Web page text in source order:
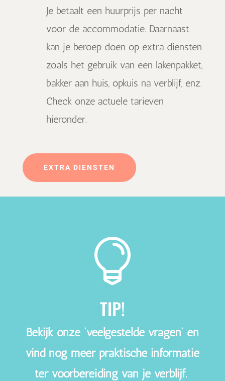
Je betaalt een huurprijs per nacht
voor de accommodatie. Daarnaast
kan je beroep doen op extra diensten
zoals het gebruik van een lakenpakket,
bakker aan huis, opkuis na verblijf, enz.
Check onze actuele tarieven
hieronder.
EXTRA DIENSTEN

TIP!
Bekijk onze ‘veelgestelde vragen’ en
vind nog meer praktische informatie
ter voorbereiding van je verblijf.